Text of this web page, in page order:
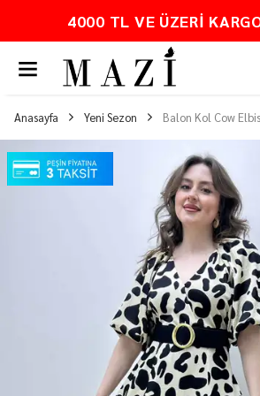
4000 TL VE ÜZERI
Anasayfa Yeni Sezon Balon Kol Cow